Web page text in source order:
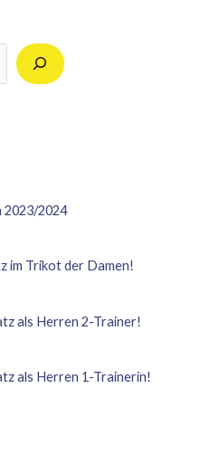
2023/2024
im Trikot der Damen!
als Herren 2-Trainer!
als Herren 1-Trainerin!